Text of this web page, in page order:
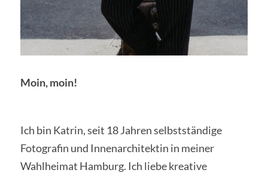
Moin, moin!
Ich bin Katrin, seit 18 Jahren selbstständige
Fotografin und Innenarchitektin in meiner
Wahlheimat Hamburg. Ich liebe kreative